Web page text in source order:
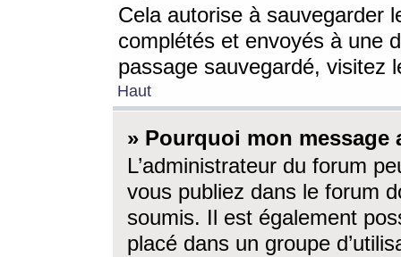
Cela autorise à sauvegarder
complétés et envoyés à une
passage sauvegardé, visitez
Haut
» Pourquoi mon message
L’administrateur du forum
vous publiez dans le forum
soumis. Il est également
placé dans un groupe